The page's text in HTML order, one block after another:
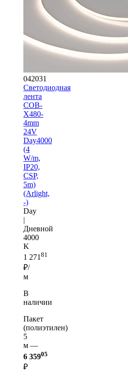
042031
Светодиодная
лента
COB-
X480-
4mm
24V
Day4000
(4
W/m,
IP20,
CSP,
5m)
(Arlight,
-)
Day
|
Дневной
4000
K
1 271 81
₽/
м
В
наличии
Пакет
(полиэтилен)
5
м —
6 35905
₽